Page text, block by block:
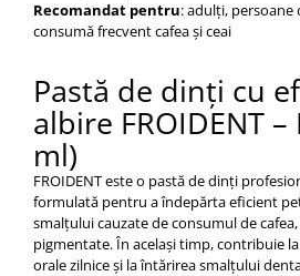
Recomandat pentru: adulți, persoane
consumă frecvent cafea și ceai
Pastă de dinți cu
albire FROIDENT –
ml)
FROIDENT este o pastă de dinți
formulată pentru a îndepărta eficient
smalțului cauzate de consumul de
pigmentate. În același timp, contribuie
orale zilnice și la întărirea smalțului